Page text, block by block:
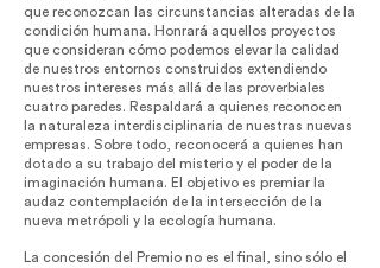
que reconozcan las circunstancias alteradas de la
condición humana. Honrará aquellos proyectos
que consideran cómo podemos elevar la calidad
de nuestros entornos construidos extendiendo
nuestros intereses más allá de las proverbiales
cuatro paredes. Respaldará a quienes reconocen
la naturaleza interdisciplinaria de nuestras nuevas
empresas. Sobre todo, reconocerá a quienes han
dotado a su trabajo del misterio y el poder de la
imaginación humana. El objetivo es premiar la
audaz contemplación de la intersección de la
nueva metrópoli y la ecología humana.
La concesión del Premio no es el final, sino sólo el